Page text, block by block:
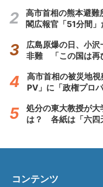
高市首相の熊本避
閣広報官「51分間」
広島原爆の日、小
非難 「この国は再
高市首相の被災地
PV」に「政権プロ
処分の東大教授が大
は？ 各紙は「六四
コンテンツ